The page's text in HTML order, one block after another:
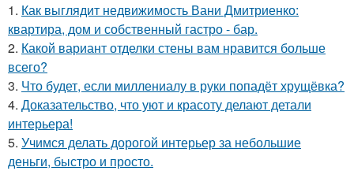
1. Как выглядит недвижимость Вани Дмитриенко:
квартира, дом и собственный гастро - бар.
2. Какой вариант отделки стены вам нравится больше
всего?
3. Что будет, если миллениалу в руки попадёт хрущёвка?
4. Доказательство, что уют и красоту делают детали
интерьера!
5. Учимся делать дорогой интерьер за небольшие
деньги, быстро и просто.